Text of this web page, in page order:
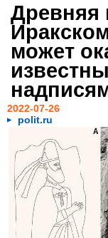
Древняя
может
2022-07-26
polit.ru